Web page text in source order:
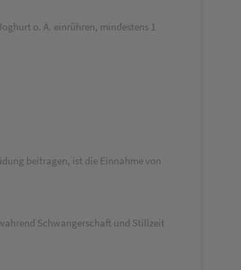
o. Ä. einrühren, mindestens 1
beitragen, ist die Einnahme von
Schwangerschaft und Stillzeit